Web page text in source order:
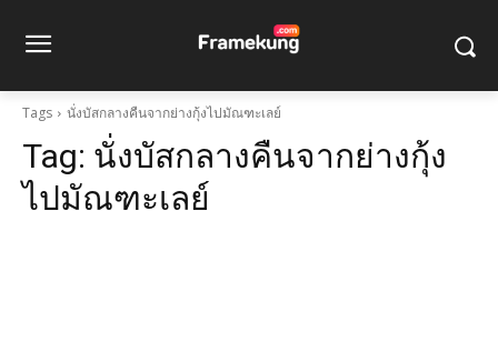
Tags นั่งบัสกลางคืนจากย่างกุ้งไปมัณฑะเลย์
Tag: นั่งบัสกลางคืนจากย่างกุ้ง
ไปมัณฑะเลย์